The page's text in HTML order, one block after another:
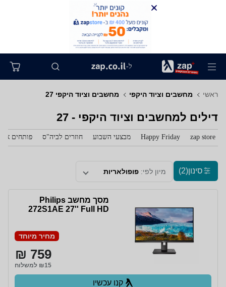
ל-
ראשי מחשבים וציוד היקפי מחשבים וציוד היקפי 27
דילים למחשבים וציוד היקפי - 27
zap store
Happy Friday מבצעי השבוע חוזרים לביה"ס פותחים את
סינון(2) מיון לפי: פופולאריות
מסך מחשב Philips
272S1AE 27'' Full HD
מחיר מיוחד
759 ₪
₪15 למשלוח
קנו עכשיו